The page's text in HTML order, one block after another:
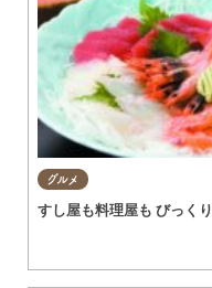
グルメ
すし屋も料理屋も びっくり